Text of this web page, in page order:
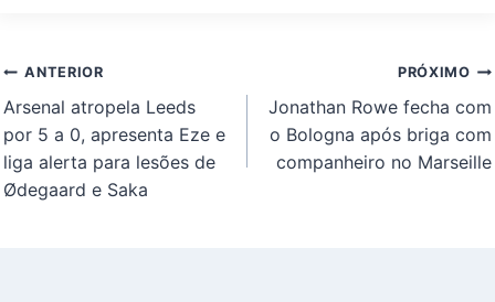
Navegação
de
Post
ANTERIOR
Arsenal atropela Leeds
por 5 a 0, apresenta Eze e
liga alerta para lesões de
Ødegaard e Saka
PRÓXIMO
Jonathan Rowe fecha com
o Bologna após briga com
companheiro no Marseille